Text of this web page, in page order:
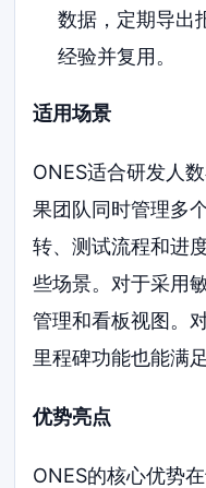
数据，定期导出
经验并复用。
适用场景
ONES适合研发人
果团队同时管理多
转、测试流程和进
些场景。对于采用
管理和看板视图。
里程碑功能也能满
优势亮点
ONES的核心优势